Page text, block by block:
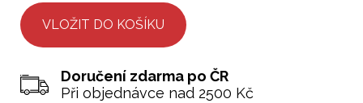
Doručení zdarma po ČR
Při objednávce nad 2500 Kč